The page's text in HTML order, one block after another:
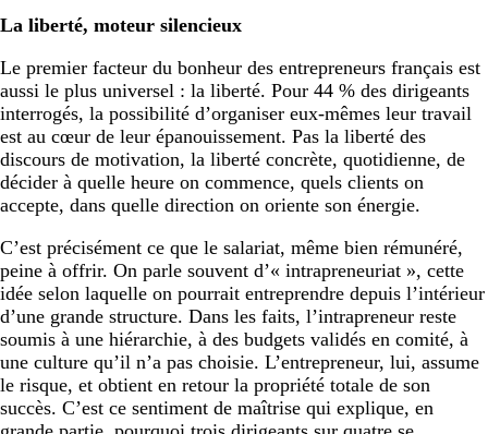
La liberté, moteur silencieux
Le premier facteur du bonheur des entrepreneurs français est
aussi le plus universel : la liberté. Pour 44 % des dirigeants
interrogés, la possibilité d’organiser eux-mêmes leur travail
est au cœur de leur épanouissement. Pas la liberté des
discours de motivation, la liberté concrète, quotidienne, de
décider à quelle heure on commence, quels clients on
accepte, dans quelle direction on oriente son énergie.
C’est précisément ce que le salariat, même bien rémunéré,
peine à offrir. On parle souvent d’« intrapreneuriat », cette
idée selon laquelle on pourrait entreprendre depuis l’intérieur
d’une grande structure. Dans les faits, l’intrapreneur reste
soumis à une hiérarchie, à des budgets validés en comité, à
une culture qu’il n’a pas choisie. L’entrepreneur, lui, assume
le risque, et obtient en retour la propriété totale de son
succès. C’est ce sentiment de maîtrise qui explique, en